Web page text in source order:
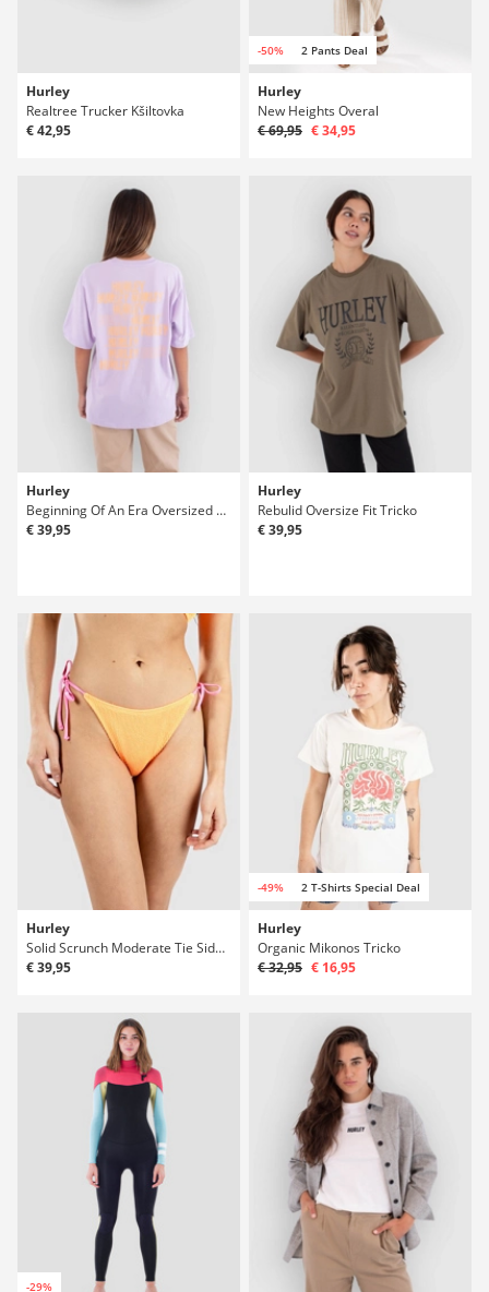
Hurley
Realtree Trucker Kšiltovka
€ 42,95
-50% 2 Pants Deal
Hurley
New Heights Overal
€ 69,95 € 34,95
Hurley
Beginning Of An Era Oversized Tricko
€ 39,95
Hurley
Rebulid Oversize Fit Tricko
€ 39,95
Hurley
Solid Scrunch Moderate Tie Side Bikini spodky
€ 39,95
-49% 2 T-Shirts Special Deal
Hurley
Organic Mikonos Tricko
€ 32,95 € 16,95
-29%